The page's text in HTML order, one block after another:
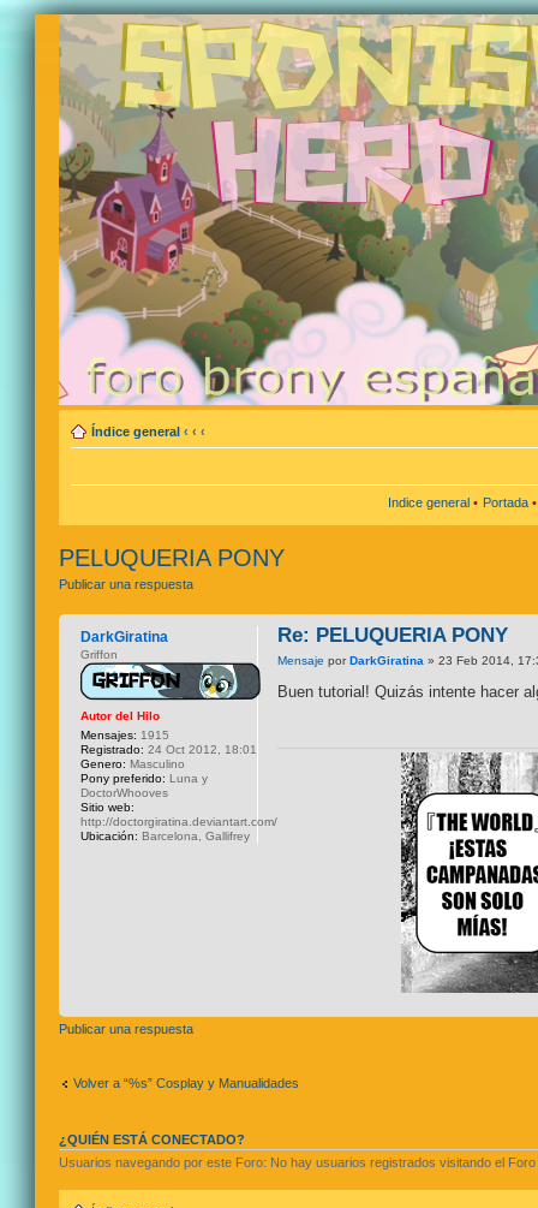
Índice general ‹ ‹ ‹
Indice general • Portada
PELUQUERIA PONY
Publicar una respuesta
Re: PELUQUERIA PONY
Mensaje porDarkGiratina » 23 Feb 2014,
Buen tutorial! Quizás intente hacer
DarkGiratina
Griffon
Autor del Hilo
Mensajes: 1915
Registrado: 24 Oct 2012, 18:01
Genero: Masculino
Pony preferido: Luna y
DoctorWhooves
Sitio web:
http://doctorgiratina.deviantart.com/
Ubicación: Barcelona, Gallifrey
Publicar una respuesta
Volver a “%s” Cosplay y Manualidades
¿QUIÉN ESTÁ CONECTADO?
Usuarios navegando por este Foro: No hay usuarios registrados visitando el